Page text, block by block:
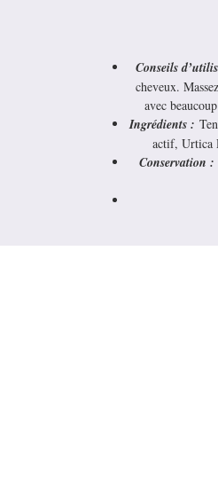
Conseils
cheveux.
avec
Ingrédients :
actif, Urtica
Conservation :